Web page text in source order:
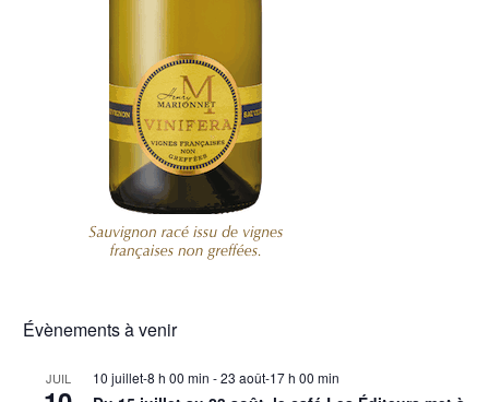
Évènements à venir
JUIL 10 juillet-8 h 00 min -23 août-17 h 00 min